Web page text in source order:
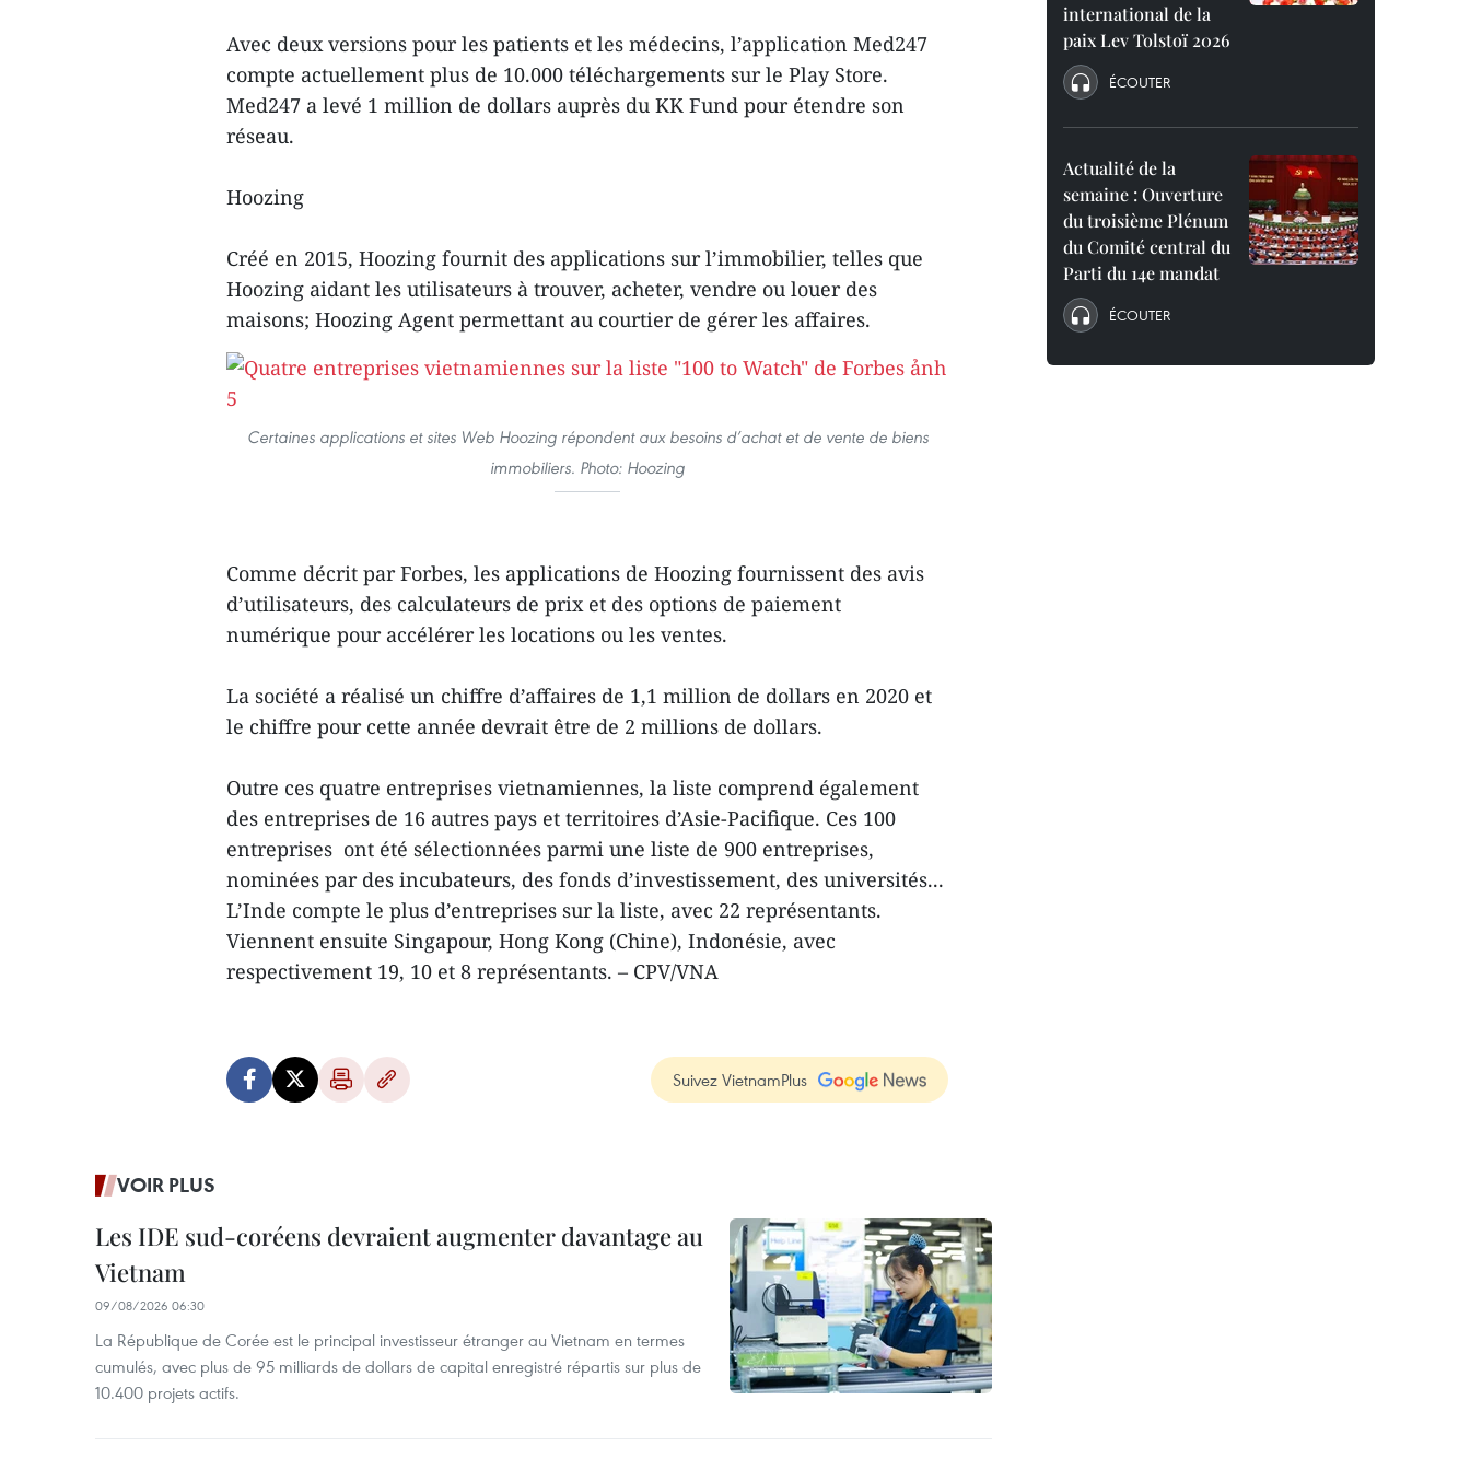
Avec deux versions pour les patients et les médecins, l’application Med247
compte actuellement plus de 10.000 téléchargements sur le Play Store.
Med247 a levé 1 million de dollars auprès du KK Fund pour étendre son
réseau.
Hoozing
Créé en 2015, Hoozing fournit des applications sur l’immobilier, telles que
Hoozing aidant les utilisateurs à trouver, acheter, vendre ou louer des
maisons; Hoozing Agent permettant au courtier de gérer les affaires.
Certaines applications et sites Web Hoozing répondent aux besoins d’achat et de vente de biens
immobiliers. Photo: Hoozing
Comme décrit par Forbes, les applications de Hoozing fournissent des avis
d’utilisateurs, des calculateurs de prix et des options de paiement
numérique pour accélérer les locations ou les ventes.
La société a réalisé un chiffre d’affaires de 1,1 million de dollars en 2020 et
le chiffre pour cette année devrait être de 2 millions de dollars.
Outre ces quatre entreprises vietnamiennes, la liste comprend également
des entreprises de 16 autres pays et territoires d’Asie-Pacifique. Ces 100
entreprises ont été sélectionnées parmi une liste de 900 entreprises,
nominées par des incubateurs, des fonds d’investissement, des universités...
L’Inde compte le plus d’entreprises sur la liste, avec 22 représentants.
Viennent ensuite Singapour, Hong Kong (Chine), Indonésie, avec
respectivement 19, 10 et 8 représentants. – CPV/VNA
Suivez VietnamPlus
VOIR PLUS
Les IDE sud-coréens devraient augmenter davantage au
Vietnam
09/08/2026 06:30
La République de Corée est le principal investisseur étranger au Vietnam en termes
cumulés, avec plus de 95 milliards de dollars de capital enregistré répartis sur plus de
10.400 projets actifs.
international de la
paix Lev Tolstoï 2026
ÉCOUTER
Actualité de la
semaine : Ouverture
du troisième Plénum
du Comité central du
Parti du 14e mandat
ÉCOUTER